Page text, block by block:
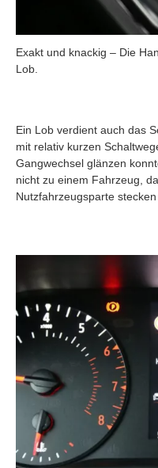
Exakt und knackig – Die
Lob.
Ein Lob verdient auch das
mit relativ kurzen
Gangwechsel glänzen
nicht zu einem Fahrzeug,
Nutzfahrzeugsparte stecken